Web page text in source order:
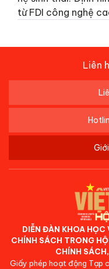
từ FDI công nghệ
Liên
DIỄN ĐÀN KHOA
CHÍNH SÁCH TRONG
CHÍNH
Giấy phép hoạt động Tạp